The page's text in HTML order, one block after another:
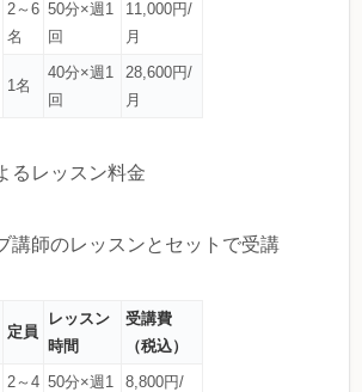
2～6
名
50分×週1
回
11,000円/
月
1名
40分×週1
回
28,600円/
月
るレッスン料金
講師のレッスンとセットで受講
定員
レッスン
時間
受講費
（税込）
2～4 50分×週1
8,800円/